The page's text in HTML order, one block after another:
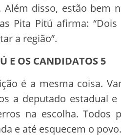
Além disso, estão bem
Pita Pitú afirma:
a região”.
E OS CANDIDATOS 5
é a mesma coisa.
a deputado estadual
na escolha. Todos
e até esquecem o povo.